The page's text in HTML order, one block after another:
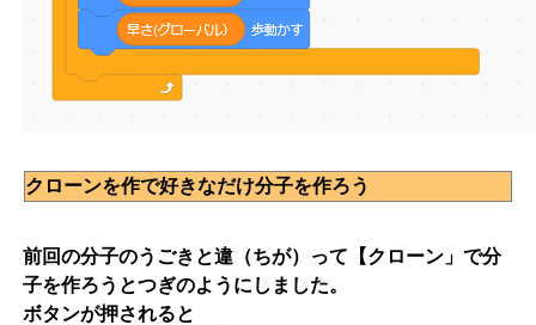
クローンを作で好きなだけ分子を作ろう
前回の分子のうごきと違（ちが）って【クローン」で分
子を作ろうとつぎのようにしました。
ボタンが押されると